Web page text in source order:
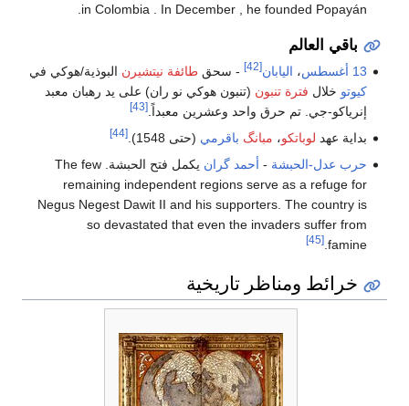
in Colombia . In December , he founded Popayán.
باقي العالم
13 أغسطس ، اليابان[42] - سحقطائفة نيتشيرن البوذية/هوكي في
كيوتو خلال فترة تنبون (تنبون هوكي نو ران) على يد رهبان معبد
إنرياكو-جي. تم حرق واحد وعشرين معبداً.[43]
بداية عهد لوباتكو، مبانگ باقرمي (حتى 1548). [44]
حرب عدل-الحبشة - أحمد گران
يكمل فتح الحبشة. The few
remaining independent regions serve as a refuge for
Negus Negest Dawit II and his supporters. The country is
so devastated that even the invaders suffer from
famine.
[45]
خرائط ومناظر تاريخية